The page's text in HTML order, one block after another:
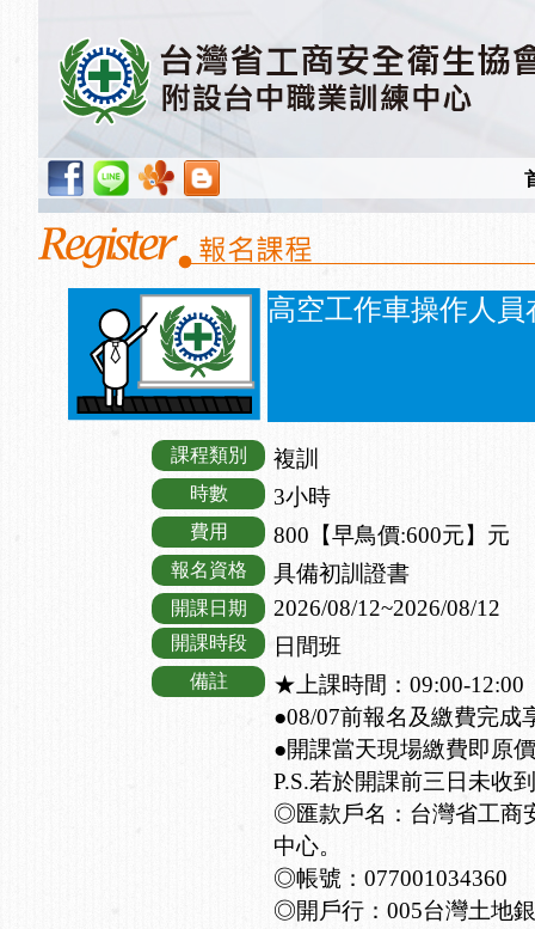
高空工作車操作人員
課程類別 複訓
時數 3小時
費用 800【早鳥價:600元】元
報名資格 具備初訓證書
開課日期 2026/08/12~2026/08/12
開課時段 日間班
備註
★上課時間：09:00-12:00
●08/07前報名及繳費完成
●開課當天現場繳費即原
P.S.若於開課前三日未收
◎匯款戶名：台灣省工商
中心。
◎帳號：077001034360
◎開戶行：005台灣土地